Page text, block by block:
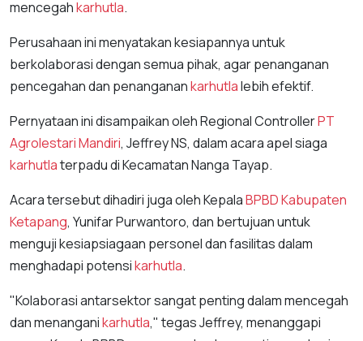
mencegahkarhutla.
Perusahaan ini menyatakan kesiapannya untuk
berkolaborasi dengan semua pihak, agar penanganan
pencegahan dan penanganankarhutlalebih efektif.
Pernyataan ini disampaikan oleh Regional ControllerPT
Agrolestari Mandiri, Jeffrey NS, dalam acara apel siaga
karhutlaterpadu di Kecamatan Nanga Tayap.
Acara tersebut dihadiri juga oleh KepalaBPBD Kabupaten
Ketapang, Yunifar Purwantoro, dan bertujuan untuk
menguji kesiapsiagaan personel dan fasilitas dalam
menghadapi potensikarhutla.
"Kolaborasi antarsektor sangat penting dalam mencegah
dan menanganikarhutla," tegas Jeffrey, menanggapi